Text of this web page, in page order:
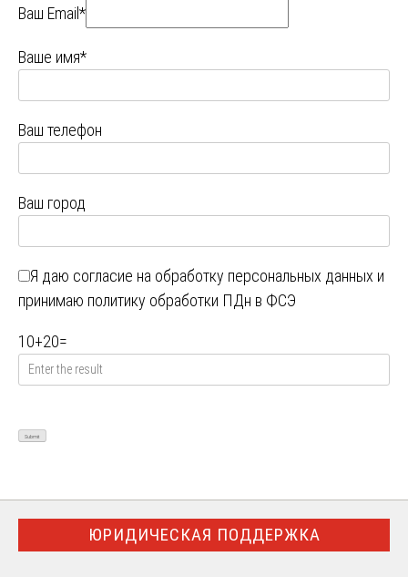
Ваш Email*
Ваше имя*
Ваш телефон
Ваш город
Я даю согласие на обработку персональных данных и
принимаю политику обработки ПДн в ФСЭ
10+20=
ЮРИДИЧЕСКАЯ ПОДДЕРЖКА